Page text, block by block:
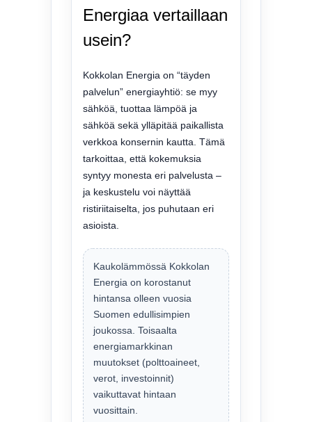
Energiaa vertaillaan
usein?
Kokkolan Energia on “täyden
palvelun” energiayhtiö: se myy
sähköä, tuottaa lämpöä ja
sähköä sekä ylläpitää paikallista
verkkoa konsernin kautta. Tämä
tarkoittaa, että kokemuksia
syntyy monesta eri palvelusta –
ja keskustelu voi näyttää
ristiriitaiselta, jos puhutaan eri
asioista.
Kaukolämmössä Kokkolan
Energia on korostanut
hintansa olleen vuosia
Suomen edullisimpien
joukossa. Toisaalta
energiamarkkinan
muutokset (polttoaineet,
verot, investoinnit)
vaikuttavat hintaan
vuosittain.